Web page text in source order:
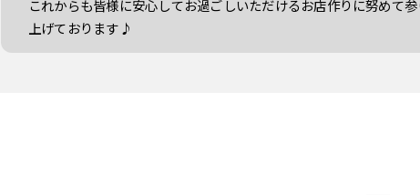
これからも皆様に安心してお過ごしいただけるお店作りに努めて
上げております♪